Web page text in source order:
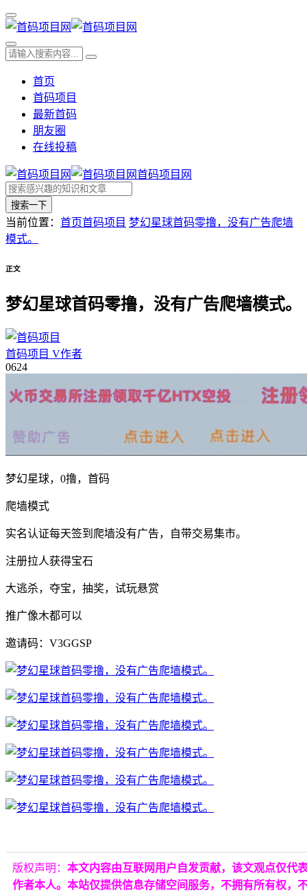
首页
首码项目
最新首码
朋友圈
在线投稿
首码项目网
搜索一下
当前位置： 首页首码项目 梦幻星球首码零撸，没有广告爬墙
模式。
正文
梦幻星球首码零撸，没有广告爬墙模式。
首码项目 V作者
0624
梦幻星球，0撸，首码
爬墙模式
实名认证每天签到爬墙没有广告，自带交易集市。
注册拉人获得宝石
大逃杀，夺宝，抽奖，试玩悬赏
推广像木都可以
邀请码：V3GGSP
版权声明： 本文内容由互联网用户自发贡献，该文观点仅代
作者本人。本站仅提供信息存储空间服务，不拥有所有权，